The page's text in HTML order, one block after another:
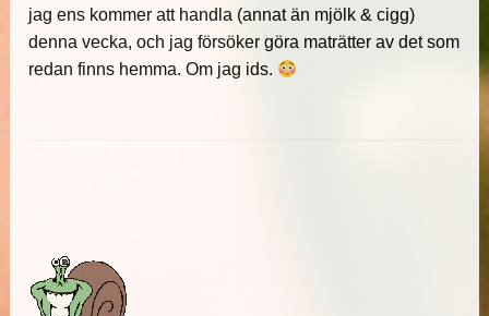
jag ens kommer att handla (annat än mjölk & cigg)
denna vecka, och jag försöker göra maträtter av det som
redan finns hemma. Om jag ids.